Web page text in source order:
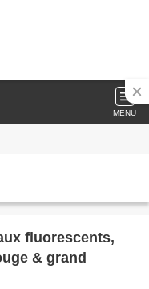
MENU
fluorescents,
& grand